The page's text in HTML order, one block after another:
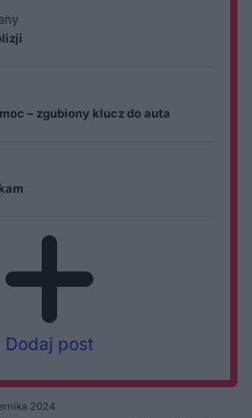
2024
– zgubiony klucz do auta
Dodaj post